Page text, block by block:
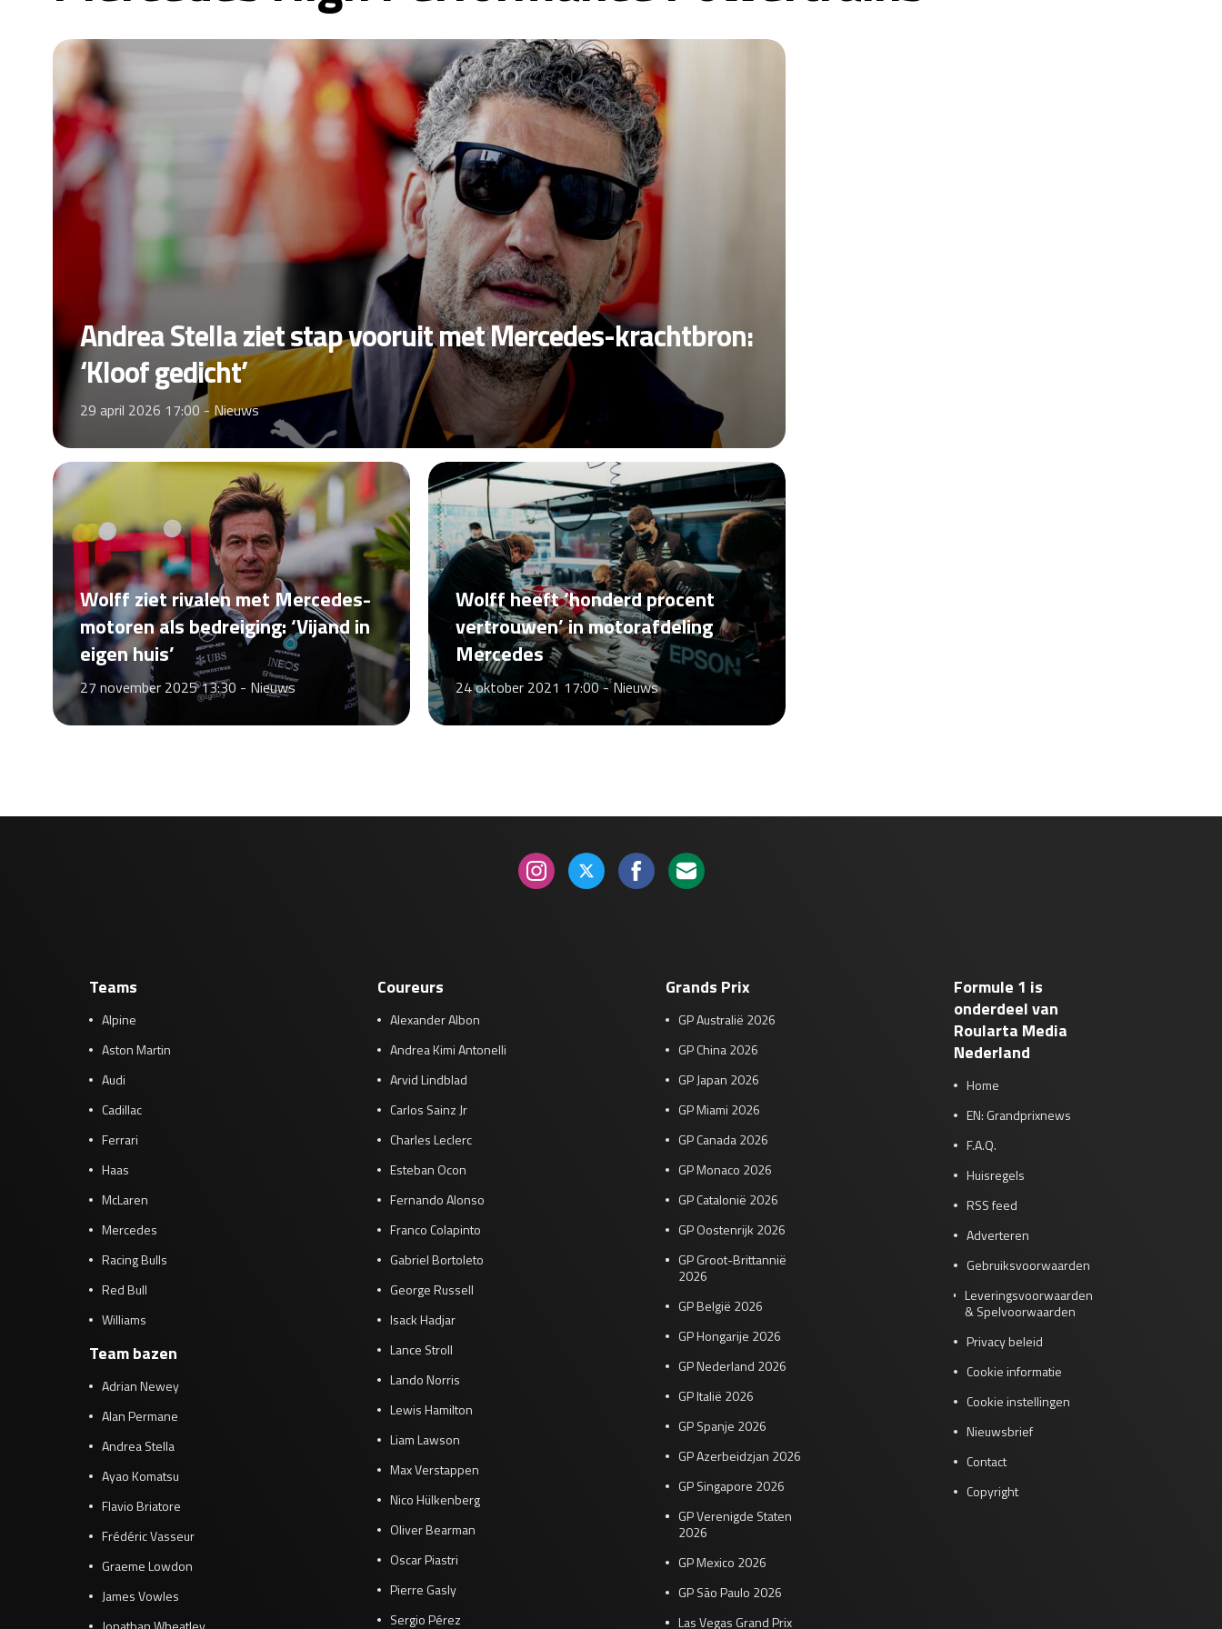
Andrea Stella ziet stap vooruit met Mercedes-krachtbron:
‘Kloof gedicht’
29 april 2026 17:00 - Nieuws
Wolff ziet rivalen met Mercedes-
motoren als bedreiging: ‘Vijand in
eigen huis’
27 november 2025 13:30 - Nieuws
Wolff heeft ‘honderd procent
vertrouwen’ in motorafdeling
Mercedes
24 oktober 2021 17:00 -Nieuws
Teams
Alpine
Aston Martin
Audi
Cadillac
Ferrari
Haas
McLaren
Mercedes
Racing Bulls
Red Bull
Williams
Team bazen
Adrian Newey
Alan Permane
Andrea Stella
Ayao Komatsu
Flavio Briatore
Frédéric Vasseur
Graeme Lowdon
James Vowles
Coureurs
Alexander Albon
Andrea Kimi Antonelli
Arvid Lindblad
Carlos Sainz Jr
Charles Leclerc
Esteban Ocon
Fernando Alonso
Franco Colapinto
Gabriel Bortoleto
George Russell
Isack Hadjar
Lance Stroll
Lando Norris
Lewis Hamilton
Liam Lawson
Max Verstappen
Nico Hülkenberg
Oliver Bearman
Oscar Piastri
Pierre Gasly
Sergio Pérez
Grands Prix
GP Australië 2026
GP China 2026
GP Japan 2026
GP Miami 2026
GP Canada 2026
GP Monaco 2026
GP Catalonië 2026
GP Oostenrijk 2026
GP Groot-Brittannië
2026
GP België 2026
GP Hongarije 2026
GP Nederland 2026
GP Italië 2026
GP Spanje 2026
GP Azerbeidzjan 2026
GP Singapore 2026
GP Verenigde Staten
2026
GP Mexico 2026
GP São Paulo 2026
Las Vegas Grand Prix
Formule 1 is
onderdeel van
Roularta Media
Nederland
Home
EN: Grandprixnews
F.A.Q.
Huisregels
RSS feed
Adverteren
Gebruiksvoorwaarden
Leveringsvoorwaarden
& Spelvoorwaarden
Privacy beleid
Cookie informatie
Cookie instellingen
Nieuwsbrief
Contact
Copyright